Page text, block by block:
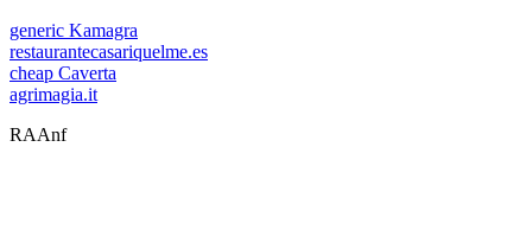
generic Kamagra
restaurantecasariquelme.es
cheap Caverta
agrimagia.it
RAAnf